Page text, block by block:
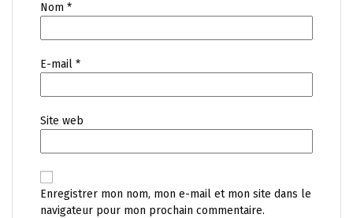
Nom *
E-mail *
Site web
Enregistrer mon nom, mon e-mail et mon site dans le
navigateur pour mon prochain commentaire.